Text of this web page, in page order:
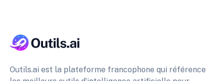
Outils.ai est la plateforme francophone qui référence